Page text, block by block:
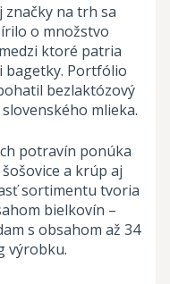
značky na trh sa
o množstvo
ktoré patria
bagetky. Portfólio
bezlaktózový
mlieka.
potravín ponúka
a krúp aj
sortimentu tvoria
bielkovín –
s obsahom až 34
výrobku.